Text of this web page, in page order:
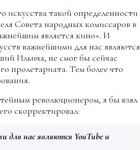
искусства такой определенности
Совета народных комиссаров в
является кино». И
важнейшими для нас являются
Ильича, не смог бы сейчас
пролетариата. Тем более что
революционером, я бы взял
скорректировал:
для нас являются YouTube и